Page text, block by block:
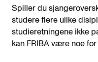
Spiller du
studere flere ulike
studieretningene ikke
kan FRIBA være noe for